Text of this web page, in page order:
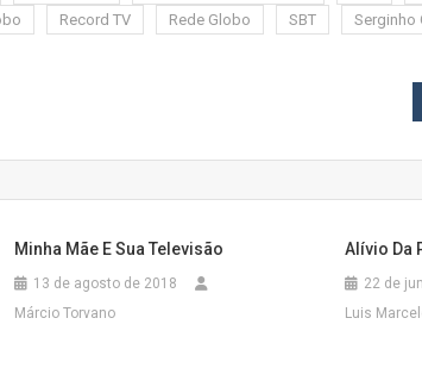
Record TV Rede Globo SBT Serginho
Minha Mãe E Sua Televisão
13 de agosto de 2018
Márcio Torvano
Alívio Da
22 de
Luis